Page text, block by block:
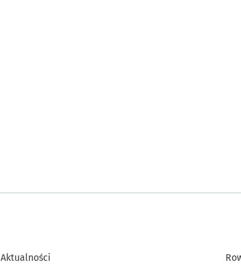
Aktualności